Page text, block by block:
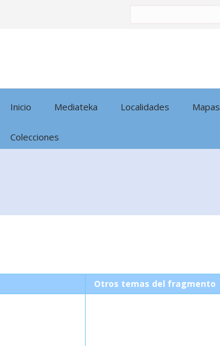
Inicio Mediateka Localidades Mapas
Colecciones
Otros temas del fragmento